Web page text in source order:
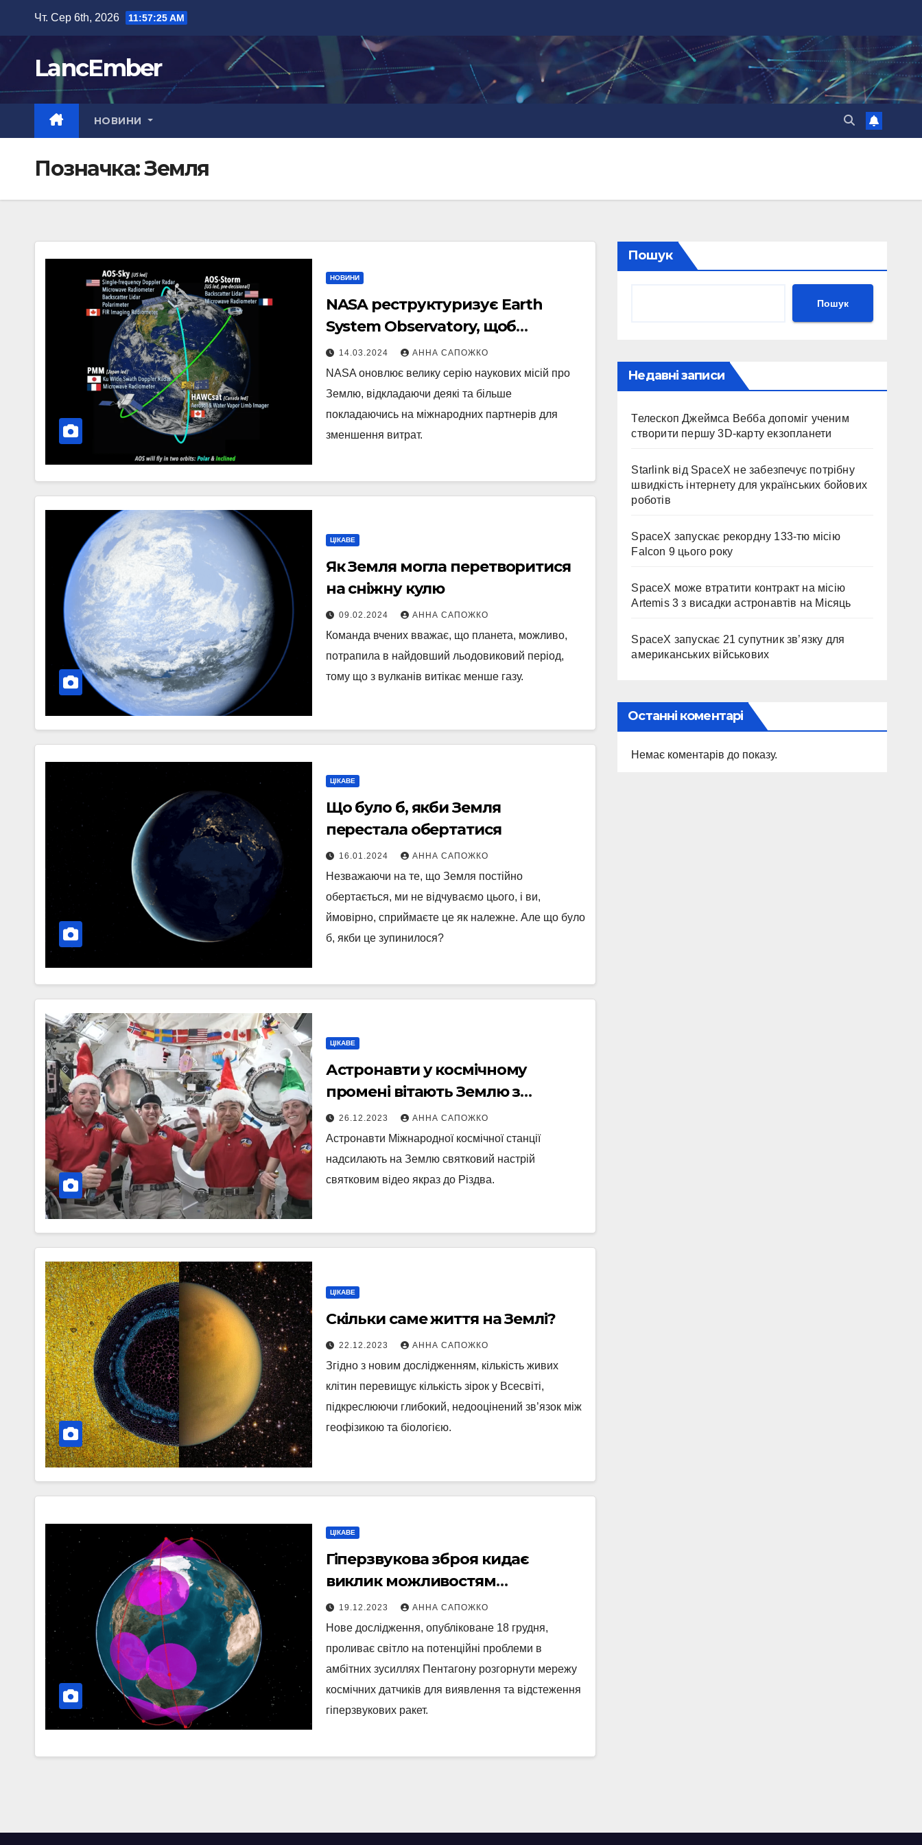
вмісту
Чт. Сер 6th, 2026 11:57:26 AM
LancEmber
НОВИНИ
Позначка:Земля
НОВИНИ
NASA реструктуризує Earth
System Observatory, щоб
зменшити витрати
14.03.2024 АННА САПОЖКО
NASA оновлює велику серію наукових місій про
Землю, відкладаючи деякі та більше
покладаючись на міжнародних партнерів для
зменшення витрат.
ЦІКАВЕ
Як Земля могла перетворитися
на сніжну кулю
09.02.2024 АННА САПОЖКО
Команда вчених вважає, що планета, можливо,
потрапила в найдовший льодовиковий період,
тому що з вулканів витікає менше газу.
ЦІКАВЕ
Що було б, якби Земля
перестала обертатися
16.01.2024 АННА САПОЖКО
Незважаючи на те, що Земля постійно
обертається, ми не відчуваємо цього, і ви,
ймовірно, сприймаєте це як належне. Але що було
б, якби це зупинилося?
ЦІКАВЕ
Астронавти у космічному
промені вітають Землю з
Різдвом
26.12.2023 АННА САПОЖКО
Астронавти Міжнародної космічної станції
надсилають на Землю святковий настрій
святковим відео якраз до Різдва.
ЦІКАВЕ
Скільки саме життя на Землі?
22.12.2023 АННА САПОЖКО
Згідно з новим дослідженням, кількість живих
клітин перевищує кількість зірок у Всесвіті,
підкреслюючи глибокий, недооцінений зв’язок між
геофізикою та біологією.
ЦІКАВЕ
Гіперзвукова зброя кидає
виклик можливостям
відстеження Пентагону
19.12.2023 АННА САПОЖКО
Нове дослідження, опубліковане 18 грудня,
проливає світло на потенційні проблеми в
амбітних зусиллях Пентагону розгорнути мережу
космічних датчиків для виявлення та відстеження
гіперзвукових ракет.
Пошук
Пошук
Недавні записи
Телескоп Джеймса Вебба допоміг ученим
створити першу 3D-карту екзопланети
Starlink від SpaceX не забезпечує потрібну
швидкість інтернету для українських бойових
роботів
SpaceX запускає рекордну 133-тю місію
Falcon 9 цього року
SpaceX може втратити контракт на місію
Artemis 3 з висадки астронавтів на Місяць
SpaceX запускає 21 супутник зв’язку для
американських військових
Останні коментарі
Немає коментарів до показу.